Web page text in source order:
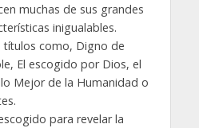
muchas de sus grandes
inigualables.
títulos como, Digno de
El escogido por Dios, el
Mejor de la Humanidad o
para revelar la